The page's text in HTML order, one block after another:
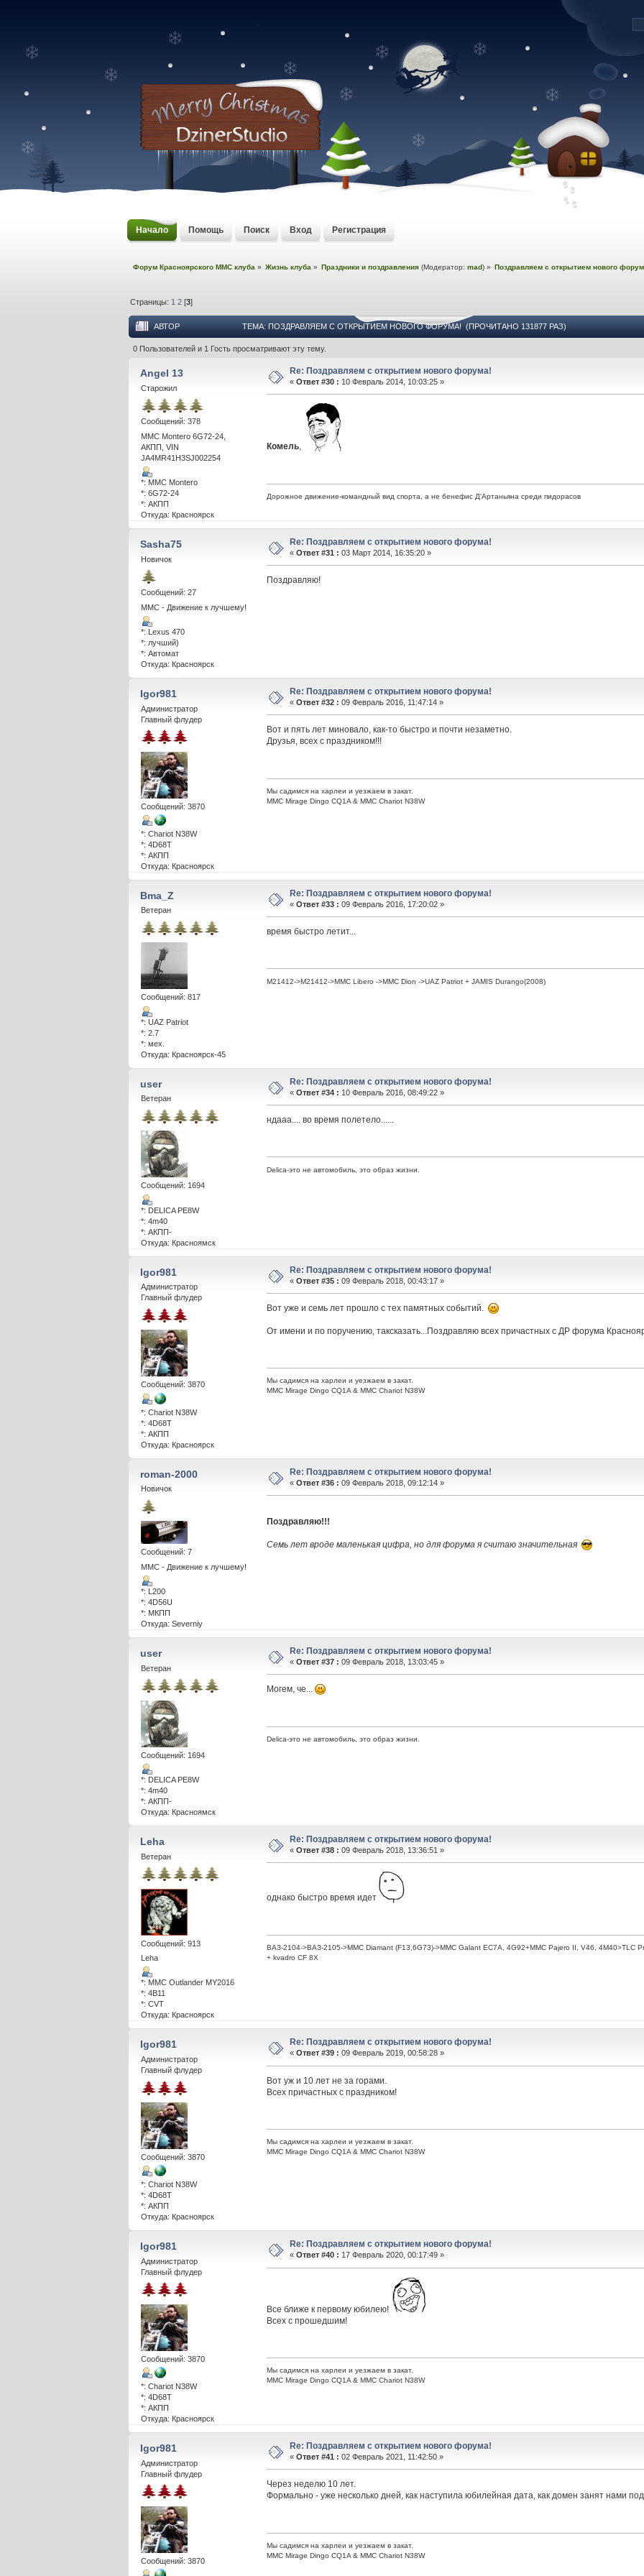
Начало Помощь Поиск Вход Регистрация
Форум Красноярского MMC клуба » Жизнь клуба » Праздники и поздравления (Модератор:mad) » Поздравляем с открытием нового
Страницы: 1 2 [3]
АВТОР ТЕМА: ПОЗДРАВЛЯЕМ С ОТКРЫТИЕМ НОВОГО ФОРУМА! (ПРОЧИТАНО 131877 РАЗ)
0 Пользователей и 1 Гость просматривают эту тему.
Angel 13
Старожил
Сообщений: 378
MMC Montero 6G72-24,
АКПП, VIN
JA4MR41H3SJ002254
*: MMC Montero
*: 6G72-24
*: АКПП
Откуда: Красноярск
Re: Поздравляем с открытием нового форума!
« Ответ #30 : 10 Февраль 2014, 10:03:25 »
Комель,
Дорожное движение-командный вид спорта, а не бенефис Д'Артаньяна среди пидорасов
Sasha75
Новичок
Сообщений: 27
ММС - Движение к лучшему!
*: Lexus 470
*: лучший)
*: Автомат
Откуда: Красноярск
Re: Поздравляем с открытием нового форума!
« Ответ #31 : 03 Март 2014, 16:35:20 »
Поздравляю!
Igor981
Администратор
Главный флудер
Сообщений: 3870
*: Chariot N38W
*: 4D68T
*: АКПП
Откуда: Красноярск
Re: Поздравляем с открытием нового форума!
« Ответ #32 : 09 Февраль 2016, 11:47:14 »
Вот и пять лет миновало, как-то быстро и почти незаметно.
Друзья, всех с праздником!!!
Мы садимся на харлеи и уезжаем в закат.
ММС Mirage Dingo CQ1A & MMC Chariot N38W
Bma_Z
Ветеран
Сообщений: 817
*: UAZ Patriot
*: 2.7
*: мех.
Откуда: Красноярск-45
Re: Поздравляем с открытием нового форума!
« Ответ #33 : 09 Февраль 2016, 17:20:02 »
время быстро летит...
M21412->M21412->MMC Libero ->MMC Dion ->UAZ Patriot + JAMIS Durango(2008)
user
Ветеран
Сообщений: 1694
*: DELICA PE8W
*: 4m40
*: АКПП-
Откуда: Красноямск
Re: Поздравляем с открытием нового форума!
« Ответ #34 : 10 Февраль 2016, 08:49:22 »
ндааа.... во время полетело......
Delica-это не автомобиль, это образ жизни.
Igor981
Администратор
Главный флудер
Сообщений: 3870
*: Chariot N38W
*: 4D68T
*: АКПП
Откуда: Красноярск
Re: Поздравляем с открытием нового форума!
« Ответ #35 : 09 Февраль 2018, 00:43:17 »
Вот уже и семь лет прошло с тех памятных событий.
От имени и по поручению, таксказать...Поздравляю всех причастных с ДР форума
Мы садимся на харлеи и уезжаем в закат.
ММС Mirage Dingo CQ1A & MMC Chariot N38W
roman-2000
Новичок
Сообщений: 7
ММС - Движение к лучшему!
*: L200
*: 4D56U
*: МКПП
Откуда: Severniy
Re: Поздравляем с открытием нового форума!
« Ответ #36 : 09 Февраль 2018, 09:12:14 »
Поздравляю!!!
Семь лет вроде маленькая цифра, но для форума я считаю значительная
user
Ветеран
Сообщений: 1694
*: DELICA PE8W
*: 4m40
*: АКПП-
Откуда: Красноямск
Re: Поздравляем с открытием нового форума!
« Ответ #37 : 09 Февраль 2018, 13:03:45 »
Могем, че...
Delica-это не автомобиль, это образ жизни.
Leha
Ветеран
Сообщений: 913
Leha
*: MMC Outlander MY2016
*: 4B11
*: CVT
Откуда: Красноярск
Re: Поздравляем с открытием нового форума!
« Ответ #38 : 09 Февраль 2018, 13:36:51 »
однако быстро время идет
ВАЗ-2104->ВАЗ-2105->MMC Diamant (F13,6G73)->MMC Galant EC7A, 4G92+MMC Pajero II, V46, 4M40>TLC
+ kvadro CF 8X
Igor981
Администратор
Главный флудер
Сообщений: 3870
*: Chariot N38W
*: 4D68T
*: АКПП
Откуда: Красноярск
Re: Поздравляем с открытием нового форума!
« Ответ #39 : 09 Февраль 2019, 00:58:28 »
Вот уж и 10 лет не за горами.
Всех причастных с праздником!
Мы садимся на харлеи и уезжаем в закат.
ММС Mirage Dingo CQ1A & MMC Chariot N38W
Igor981
Администратор
Главный флудер
Сообщений: 3870
*: Chariot N38W
*: 4D68T
*: АКПП
Откуда: Красноярск
Re: Поздравляем с открытием нового форума!
« Ответ #40 : 17 Февраль 2020, 00:17:49 »
Все ближе к первому юбилею!
Всех с прошедшим!
Мы садимся на харлеи и уезжаем в закат.
ММС Mirage Dingo CQ1A & MMC Chariot N38W
Igor981
Администратор
Главный флудер
Сообщений: 3870
Re: Поздравляем с открытием нового форума!
« Ответ #41 : 02 Февраль 2021, 11:42:50 »
Через неделю 10 лет.
Формально - уже несколько дней, как наступила юбилейная дата, как домен занят нами
Мы садимся на харлеи и уезжаем в закат.
ММС Mirage Dingo CQ1A & MMC Chariot N38W